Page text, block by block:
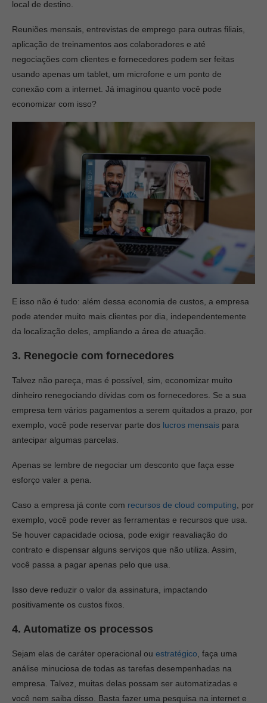
local de destino.
Reuniões mensais, entrevistas de emprego para outras filiais,
aplicação de treinamentos aos colaboradores e até
negociações com clientes e fornecedores podem ser feitas
usando apenas um tablet, um microfone e um ponto de
conexão com a internet. Já imaginou quanto você pode
economizar com isso?
E isso não é tudo: além dessa economia de custos, a empresa
pode atender muito mais clientes por dia, independentemente
da localização deles, ampliando a área de atuação.
3. Renegocie com fornecedores
Talvez não pareça, mas é possível, sim, economizar muito
dinheiro renegociando dívidas com os fornecedores. Se a sua
empresa tem vários pagamentos a serem quitados a prazo, por
exemplo, você pode reservar parte dos lucros mensais para
antecipar algumas parcelas.
Apenas se lembre de negociar um desconto que faça esse
esforço valer a pena.
Caso a empresa já conte com recursos de cloud computing , por
exemplo, você pode rever as ferramentas e recursos que usa.
Se houver capacidade ociosa, pode exigir reavaliação do
contrato e dispensar alguns serviços que não utiliza. Assim,
você passa a pagar apenas pelo que usa.
Isso deve reduzir o valor da assinatura, impactando
positivamente os custos fixos.
4. Automatize os processos
Sejam elas de caráter operacional ou estratégico , faça uma
análise minuciosa de todas as tarefas desempenhadas na
empresa. Talvez, muitas delas possam ser automatizadas e
você nem saiba disso. Basta fazer uma pesquisa na internet e